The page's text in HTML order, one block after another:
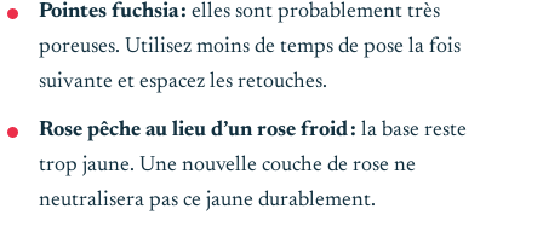
Pointes fuchsia : elles sont probablement très
poreuses. Utilisez moins de temps de pose la fois
suivante et espacez les retouches.
Rose pêche au lieu d’un rose froid : la base reste
trop jaune. Une nouvelle couche de rose ne
neutralisera pas ce jaune durablement.